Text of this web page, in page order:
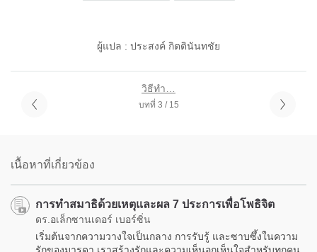
ผู้แปล : ประสงค์ กิตตินันทชัย
วิธีทำ…
บทที่ 3 / 15
เนื้อหาที่เกี่ยวข้อง
การทำสมาธิด้วยเหตุและผล 7 ประการเพื่อโพธิจิต
ดร.อเล็กซานเดอร์ เบอร์ซิ่น
เริ่มต้นจากความวางใจเป็นกลาง การรับรู้ และซาบซึ้งในความ